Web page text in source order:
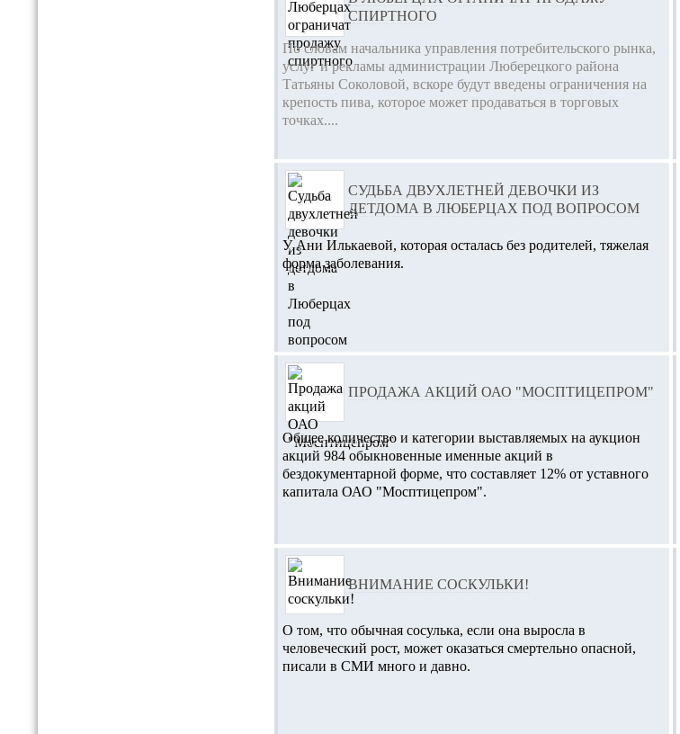
СПИРТНОГО
По словам начальника управления потребительского рынка,
услуг и рекламы администрации Люберецкого района
Татьяны Соколовой, вскоре будут введены ограничения на
крепость пива, которое может продаваться в торговых
точках....
СУДЬБА ДВУХЛЕТНЕЙ ДЕВОЧКИ ИЗ
ДЕТДОМА В ЛЮБЕРЦАХ ПОД ВОПРОСОМ
У Ани Илькаевой, которая осталась без родителей, тяжелая
форма заболевания.
ПРОДАЖА АКЦИЙ ОАО "МОСПТИЦЕПРОМ"
Общее количество и категории выставляемых на аукцион
акций 984 обыкновенные именные акций в
бездокументарной форме, что составляет 12% от уставного
капитала ОАО "Мосптицепром".
ВНИМАНИЕ СОСКУЛЬКИ!
О том, что обычная сосулька, если она выросла в
человеческий рост, может оказаться смертельно опасной,
писали в СМИ много и давно.